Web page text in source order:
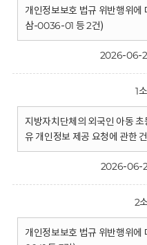
개인정보보호 법규 위반행위
삼-0036-01 등 2건)
2026-06-
1
지방자치단체의 외국인 아동
유 개인정보 제공 요청에 관한 건
2026-06-
2
개인정보보호 법규 위반행위